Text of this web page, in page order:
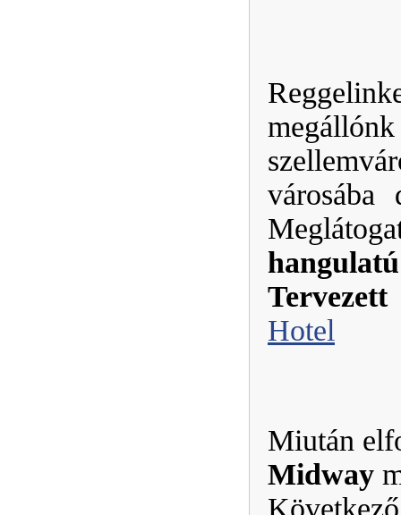
városába
Hotel
Miután
Midway